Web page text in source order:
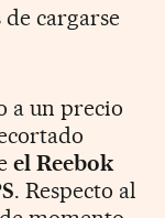
de cargarse
a un precio
el Reebok
. Respecto al